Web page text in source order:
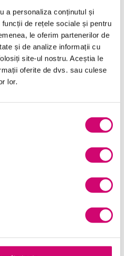
a personaliza conținutul și
de rețele sociale și pentru
le oferim partenerilor de
și de analize informații cu
site-ul nostru. Aceștia le
oferite de dvs. sau culese
lor.